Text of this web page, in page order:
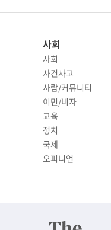
사회
사회
사건사고
사람/커뮤니티
이민/비자
교육
정치
국제
오피니언